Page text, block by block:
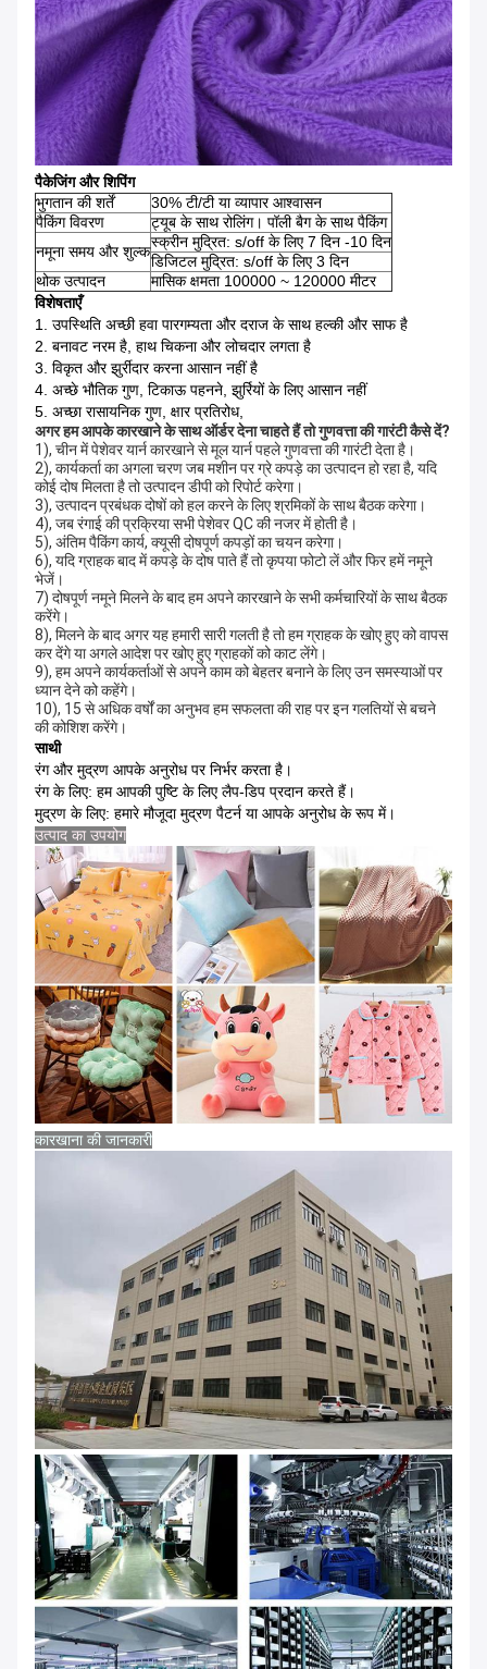
पैकेजिंग और शिपिंग
भुगतान की शर्तें
30% टी/टी या व्यापार आश्वासन
पैकिंग विवरण
ट्यूब के साथ रोलिंग। पॉली बैग के साथ पैकिंग
नमूना समय और शुल्क
स्क्रीन मुद्रित: s/off के लिए 7 दिन -10 दिन
डिजिटल मुद्रित: s/off के लिए 3 दिन
थोक उत्पादन
मासिक क्षमता 100000 ~ 120000 मीटर
विशेषताएँ
1. उपस्थिति अच्छी हवा पारगम्यता और दराज के साथ हल्की और साफ है
2. बनावट नरम है, हाथ चिकना और लोचदार लगता है
3. विकृत और झुर्रीदार करना आसान नहीं है
4. अच्छे भौतिक गुण, टिकाऊ पहनने, झुर्रियों के लिए आसान नहीं
5. अच्छा रासायनिक गुण, क्षार प्रतिरोध,
अगर हम आपके कारखाने के साथ ऑर्डर देना चाहते हैं तो गुणवत्ता की गारंटी कैसे दें?
1), चीन में पेशेवर यार्न कारखाने से मूल यार्न पहले गुणवत्ता की गारंटी देता है।
2), कार्यकर्ता का अगला चरण जब मशीन पर ग्रे कपड़े का उत्पादन हो रहा है, यदि
कोई दोष मिलता है तो उत्पादन डीपी को रिपोर्ट करेगा।
3), उत्पादन प्रबंधक दोषों को हल करने के लिए श्रमिकों के साथ बैठक करेगा।
4), जब रंगाई की प्रक्रिया सभी पेशेवर QC की नजर में होती है।
5), अंतिम पैकिंग कार्य, क्यूसी दोषपूर्ण कपड़ों का चयन करेगा।
6), यदि ग्राहक बाद में कपड़े के दोष पाते हैं तो कृपया फोटो लें और फिर हमें नमूने
भेजें।
7) दोषपूर्ण नमूने मिलने के बाद हम अपने कारखाने के सभी कर्मचारियों के साथ बैठक
करेंगे।
8), मिलने के बाद अगर यह हमारी सारी गलती है तो हम ग्राहक के खोए हुए को वापस
कर देंगे या अगले आदेश पर खोए हुए ग्राहकों को काट लेंगे।
9), हम अपने कार्यकर्ताओं से अपने काम को बेहतर बनाने के लिए उन समस्याओं पर
ध्यान देने को कहेंगे।
10), 15 से अधिक वर्षों का अनुभव हम सफलता की राह पर इन गलतियों से बचने
की कोशिश करेंगे।
साथी
रंग और मुद्रण आपके अनुरोध पर निर्भर करता है।
रंग के लिए: हम आपकी पुष्टि के लिए लैप-डिप प्रदान करते हैं।
मुद्रण के लिए: हमारे मौजूदा मुद्रण पैटर्न या आपके अनुरोध के रूप में।
उत्पाद का उपयोग
कारखाना की जानकारी